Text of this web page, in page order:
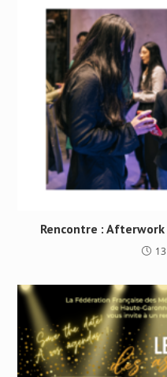
Rencontre :